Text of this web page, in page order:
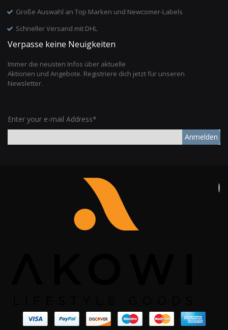
Große Auswahl an Top Marken und Newcomer-Labels
Schneller Versand mit DHL
Verpasse keine Neuigkeiten
Immer die neusten Infos über aktuelle
Aktionen und Angebote. Registriere dich jetzt für unseren
Newsletter.
Enter your e-mail Address*
Anmelden